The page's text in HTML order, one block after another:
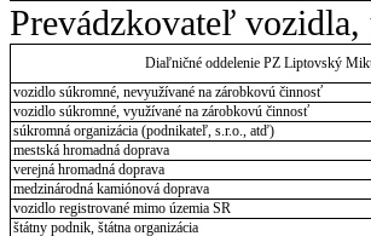
Prevádzkovateľ
Diaľničné oddelenie PZ Liptovský
vozidlo súkromné, nevyužívané na zárobkovú činnosť
vozidlo súkromné, využívané na zárobkovú činnosť
súkromná organizácia (podnikateľ, s.r.o., atď)
mestská hromadná doprava
verejná hromadná doprava
medzinárodná kamiónová doprava
vozidlo registrované mimo územia SR
štátny podnik, štátna organizácia